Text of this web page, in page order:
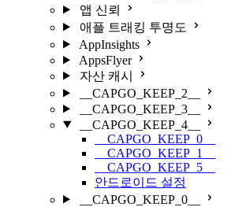
앱 신뢰
애플 트래킹 투명도
AppInsights
AppsFlyer
자산 캐시
__CAPGO_KEEP_2__
__CAPGO_KEEP_3__
__CAPGO_KEEP_4__
__CAPGO_KEEP_0__
__CAPGO_KEEP_1__
__CAPGO_KEEP_5__
안드로이드 설정
__CAPGO_KEEP_0__